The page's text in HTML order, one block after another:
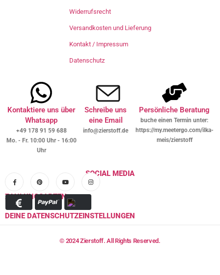
Widerrufsrecht
Versandkosten und Lieferung
Kontakt / Impressum
Datenschutz
Kontaktiere uns über
Whatsapp
+49 178 91 59 688
Mo. - Fr. 10:00 Uhr - 16:00
Uhr
Schreibe uns
eine Email
info@zierstoff.de
Persönliche Beratung
buche einen Termin unter:
https://my.meetergo.com/ilka-
meis/zierstoff
SOCIAL MEDIA
ZAHLUNGSARTEN
DEINE DATENSCHUTZEINSTELLUNGEN
© 2024 Zierstoff. All Rights Reserved.